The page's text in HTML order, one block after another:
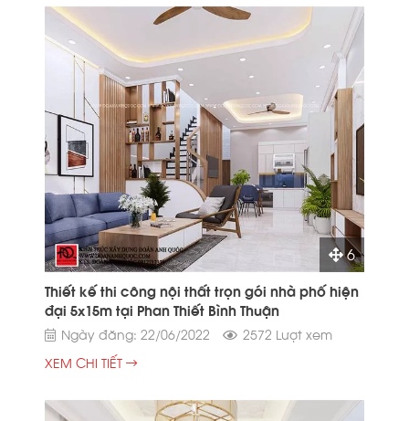
6
Thiết kế thi công nội thất trọn gói nhà phố hiện
đại 5x15m tại Phan Thiết Bình Thuận
Ngày đăng: 22/06/2022
2572 Lượt xem
XEM CHI TIẾT